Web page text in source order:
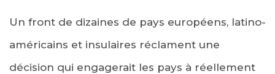
Un front de dizaines de pays européens, latino-
américains et insulaires réclament une
décision qui engagerait les pays à réellement